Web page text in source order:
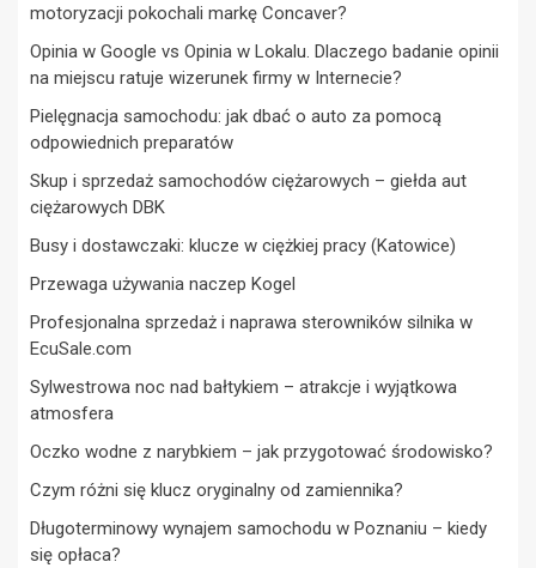
motoryzacji pokochali markę Concaver?
Opinia w Google vs Opinia w Lokalu. Dlaczego badanie opinii
na miejscu ratuje wizerunek firmy w Internecie?
Pielęgnacja samochodu: jak dbać o auto za pomocą
odpowiednich preparatów
Skup i sprzedaż samochodów ciężarowych – giełda aut
ciężarowych DBK
Busy i dostawczaki: klucze w ciężkiej pracy (Katowice)
Przewaga używania naczep Kogel
Profesjonalna sprzedaż i naprawa sterowników silnika w
EcuSale.com
Sylwestrowa noc nad bałtykiem – atrakcje i wyjątkowa
atmosfera
Oczko wodne z narybkiem – jak przygotować środowisko?
Czym różni się klucz oryginalny od zamiennika?
Długoterminowy wynajem samochodu w Poznaniu – kiedy
się opłaca?